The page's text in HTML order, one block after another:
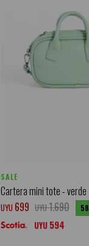
SALE
Cartera mini tote - verde
UYU 699 UYU1.690 58
UYU 594